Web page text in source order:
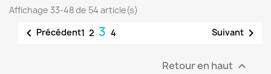
Affichage 33-48 de 54 article(s)
 Précédent1 2 3 4 Suivant 
Retour en haut 